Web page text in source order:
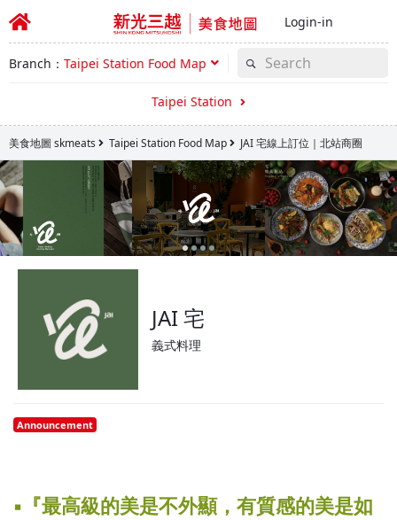
Login-in
Branch： Taipei Station Food Map
Taipei Station
美食地圖 skmeats Taipei Station Food Map JAI 宅線上訂位｜北站商圈
JAI 宅
義式料理
Announcement
▪️『最高級的美是不外顯，有質感的美是如